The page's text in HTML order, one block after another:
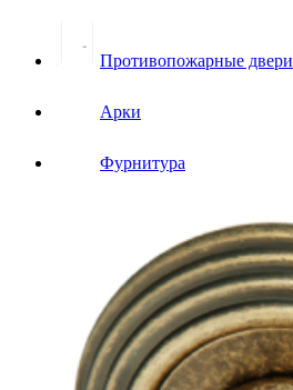
Противопожарные двери
Арки
Фурнитура